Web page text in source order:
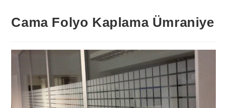
Cama Folyo Kaplama Ümraniye